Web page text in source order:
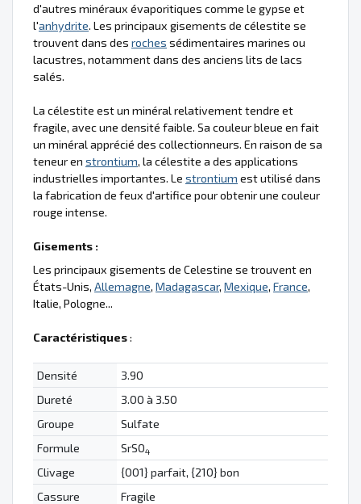
d'autres minéraux évaporitiques comme le gypse et
l'anhydrite. Les principaux gisements de célestite se
trouvent dans des roches sédimentaires marines ou
lacustres, notamment dans des anciens lits de lacs
salés.
La célestite est un minéral relativement tendre et
fragile, avec une densité faible. Sa couleur bleue en fait
un minéral apprécié des collectionneurs. En raison de sa
teneur en strontium, la célestite a des applications
industrielles importantes. Le strontium est utilisé dans
la fabrication de feux d'artifice pour obtenir une couleur
rouge intense.
Gisements :
Les principaux gisements de Celestine se trouvent en
États-Unis, Allemagne, Madagascar, Mexique, France,
Italie, Pologne...
Caractéristiques:
Densité
3.90
Dureté
3.00 à 3.50
Groupe
Sulfate
Formule
SrSO4
Clivage
{001} parfait, {210} bon
Cassure
Fragile